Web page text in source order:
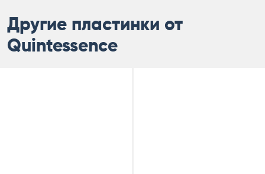
Другие пластинки от
Quintessence